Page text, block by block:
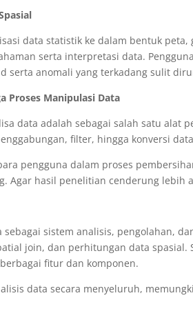
data statistik ke dalam bentuk
serta interpretasi data.
serta anomali yang terkadang sulit
Proses Manipulasi Data
data adalah sebagai salah satu alat
filter, hingga konversi
pengguna dalam proses
Agar hasil penelitian cenderung lebih
sebagai sistem analisis, pengolahan,
join, dan perhitungan data
fitur dan komponen.
data secara menyeluruh,